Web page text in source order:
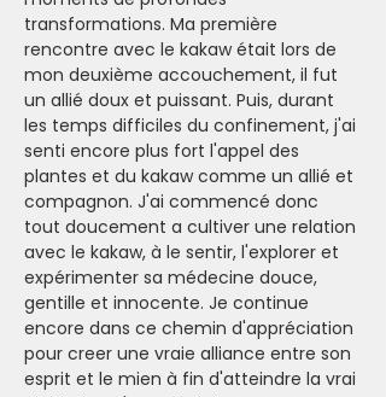
transformations. Ma première
rencontre avec le kakaw était lors de
mon deuxième accouchement, il fut
un allié doux et puissant. Puis, durant
les temps difficiles du confinement, j'ai
senti encore plus fort l'appel des
plantes et du kakaw comme un allié et
compagnon. J'ai commencé donc
tout doucement a cultiver une relation
avec le kakaw, à le sentir, l'explorer et
expérimenter sa médecine douce,
gentille et innocente. Je continue
encore dans ce chemin d'appréciation
pour creer une vraie alliance entre son
esprit et le mien à fin d'atteindre la vrai